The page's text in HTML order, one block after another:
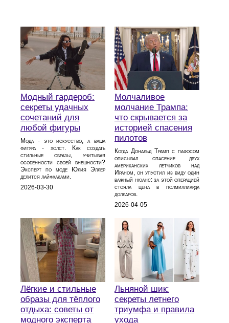
Модный гардероб:
секреты удачных
сочетаний для
любой фигуры
Мода - это искусство, а ваша
фигура - холст. Как создать
стильные образы, учитывая
особенности своей внешности?
Эксперт по моде Юлия Эллер
делится лайфхаками.
2026-03-30
Молчаливое
молчание Трампа:
что скрывается за
историей спасения
пилотов
Когда Дональд Трамп с пафосом
описывал спасение двух
американских летчиков над
Ираном, он упустил из виду один
важный нюанс: за этой операцией
стояла цена в полмиллиарда
долларов.
2026-04-05
Лёгкие и стильные
образы для тёплого
отдыха: советы от
модного эксперта
Льняной шик:
секреты летнего
триумфа и правила
ухода